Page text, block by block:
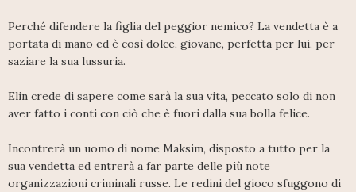
Perché difendere la figlia del peggior nemico? La vendetta è a
portata di mano ed è così dolce, giovane, perfetta per lui, per
saziare la sua lussuria.
Elin crede di sapere come sarà la sua vita, peccato solo di non
aver fatto i conti con ciò che è fuori dalla sua bolla felice.
Incontrerà un uomo di nome Maksim, disposto a tutto per la
sua vendetta ed entrerà a far parte delle più note
organizzazioni criminali russe. Le redini del gioco sfuggono di